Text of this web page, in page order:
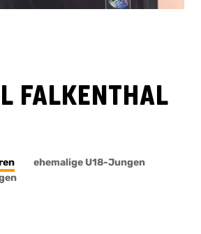
Falkenthal
ehemalige U18-Jungen